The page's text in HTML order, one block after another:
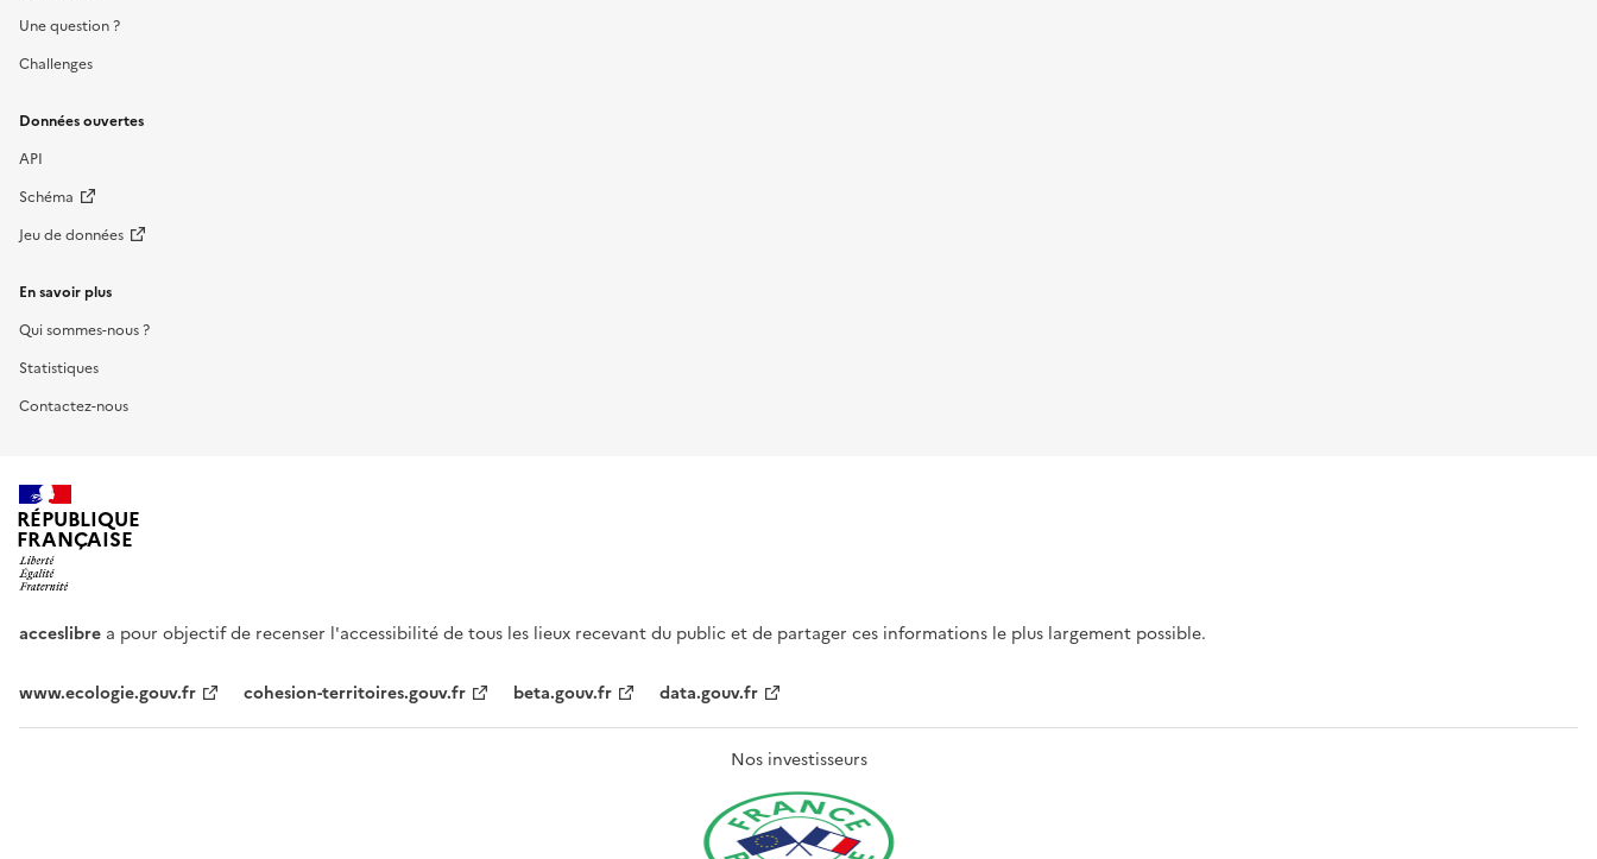
Une question ?
Challenges
Données ouvertes
API
Schéma
Jeu de données
En savoir plus
Qui sommes-nous ?
Statistiques
Contactez-nous
RÉPUBLIQUE
FRANÇAISE
acceslibre a pour objectif de recenser l'accessibilité de tous les lieux recevant du public et de partager ces informations le plus largement possible.
www.ecologie.gouv.fr cohesion-territoires.gouv.fr beta.gouv.fr data.gouv.fr
Nos investisseurs